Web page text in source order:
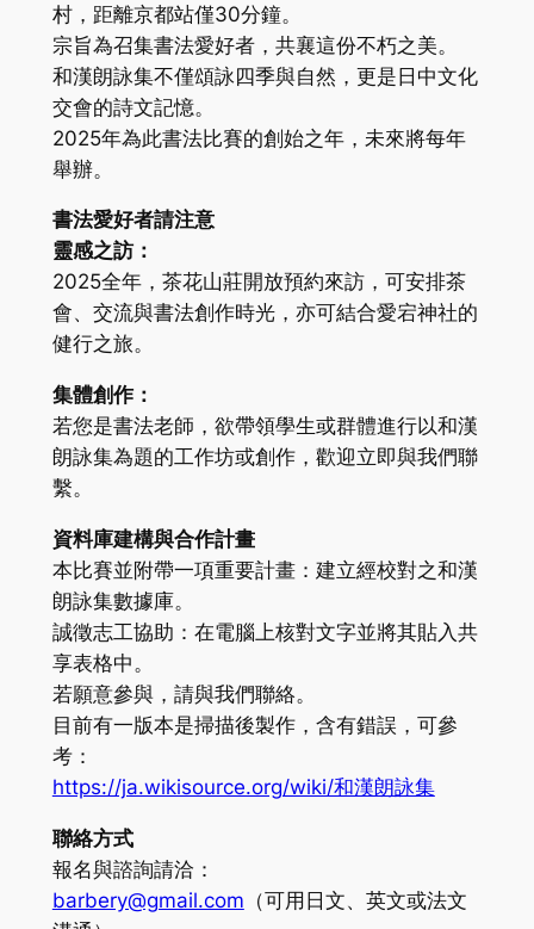
村，距離京都站僅30分鐘。
宗旨為召集書法愛好者，共襄這份不朽之美。
和漢朗詠集不僅頌詠四季與自然，更是日中文化
交會的詩文記憶。
2025年為此書法比賽的創始之年，未來將每年
舉辦。
書法愛好者請注意
靈感之訪：
2025全年，茶花山莊開放預約來訪，可安排茶
會、交流與書法創作時光，亦可結合愛宕神社的
健行之旅。
集體創作：
若您是書法老師，欲帶領學生或群體進行以和漢
朗詠集為題的工作坊或創作，歡迎立即與我們聯
繫。
資料庫建構與合作計畫
本比賽並附帶一項重要計畫：建立經校對之和漢
朗詠集數據庫。
誠徵志工協助：在電腦上核對文字並將其貼入共
享表格中。
若願意參與，請與我們聯絡。
目前有一版本是掃描後製作，含有錯誤，可參
考：
https://ja.wikisource.org/wiki/和漢朗詠集
聯絡方式
報名與諮詢請洽：
barbery@gmail.com （可用日文、英文或法文